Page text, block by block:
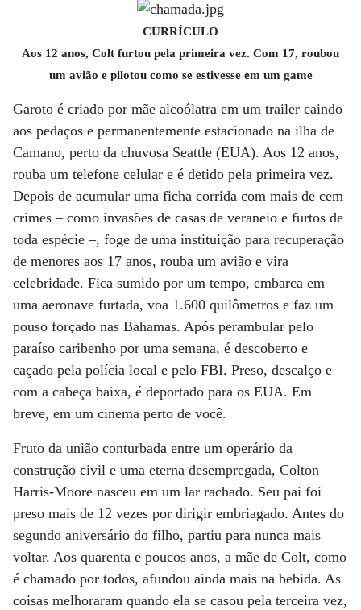
CURRÍCULO
Aos 12 anos, Colt furtou pela primeira vez. Com 17, roubou
um avião e pilotou como se estivesse em um game
Garoto é criado por mãe alcoólatra em um trailer caindo
aos pedaços e permanentemente estacionado na ilha de
Camano, perto da chuvosa Seattle (EUA). Aos 12 anos,
rouba um telefone celular e é detido pela primeira vez.
Depois de acumular uma ficha corrida com mais de cem
crimes – como invasões de casas de veraneio e furtos de
toda espécie –, foge de uma instituição para recuperação
de menores aos 17 anos, rouba um avião e vira
celebridade. Fica sumido por um tempo, embarca em
uma aeronave furtada, voa 1.600 quilômetros e faz um
pouso forçado nas Bahamas. Após perambular pelo
paraíso caribenho por uma semana, é descoberto e
caçado pela polícia local e pelo FBI. Preso, descalço e
com a cabeça baixa, é deportado para os EUA. Em
breve, em um cinema perto de você.
Fruto da união conturbada entre um operário da
construção civil e uma eterna desempregada, Colton
Harris-Moore nasceu em um lar rachado. Seu pai foi
preso mais de 12 vezes por dirigir embriagado. Antes do
segundo aniversário do filho, partiu para nunca mais
voltar. Aos quarenta e poucos anos, a mãe de Colt, como
é chamado por todos, afundou ainda mais na bebida. As
coisas melhoraram quando ela se casou pela terceira vez,